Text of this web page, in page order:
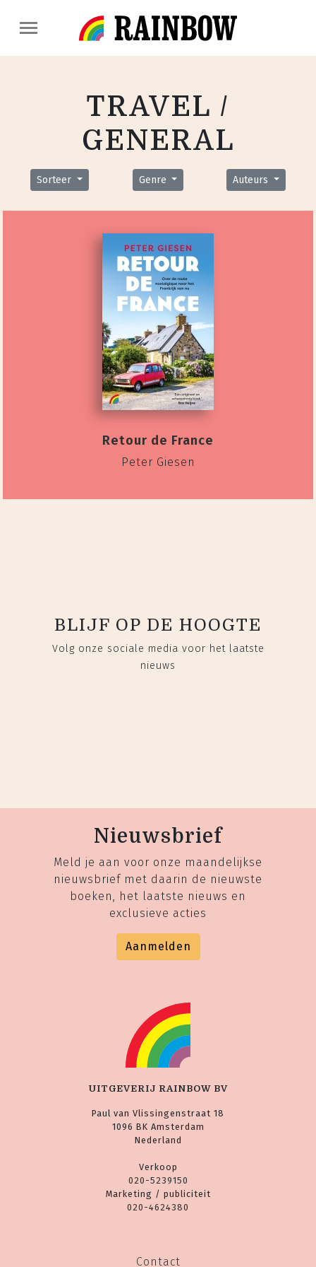
TRAVEL /
GENERAL
Sorteer Genre Auteurs
Retour de France
Peter Giesen
BLIJF OP DE HOOGTE
Volg onze sociale media voor het laatste
nieuws
Nieuwsbrief
Meld je aan voor onze maandelijkse
nieuwsbrief met daarin de nieuwste
boeken, het laatste nieuws en
exclusieve acties
Aanmelden
UITGEVERIJ RAINBOW BV
Paul van Vlissingenstraat 18
1096 BK Amsterdam
Nederland
Verkoop
020-5239150
Marketing / publiciteit
020-4624380
Contact